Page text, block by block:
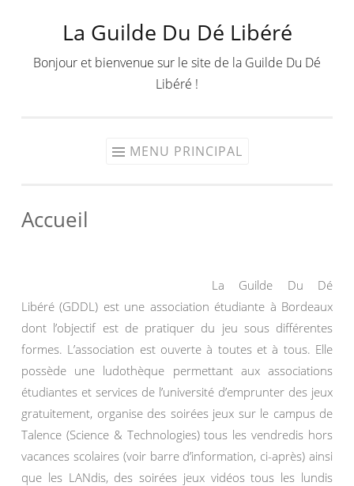
contenu
La Guilde Du Dé Libéré
Bonjour et bienvenue sur le site de la Guilde Du Dé
Libéré !
MENU PRINCIPAL
Accueil
La Guilde Du Dé
Libéré (GDDL) est une association étudiante à Bordeaux
dont l’objectif est de pratiquer du jeu sous différentes
formes. L’association est ouverte à toutes et à tous. Elle
possède une ludothèque permettant aux associations
étudiantes et services de l’université d’emprunter des jeux
gratuitement, organise des soirées jeux sur le campus de
Talence (Science & Technologies) tous les vendredis hors
vacances scolaires (voir barre d’information, ci-après) ainsi
que les LANdis, des soirées jeux vidéos tous les lundis